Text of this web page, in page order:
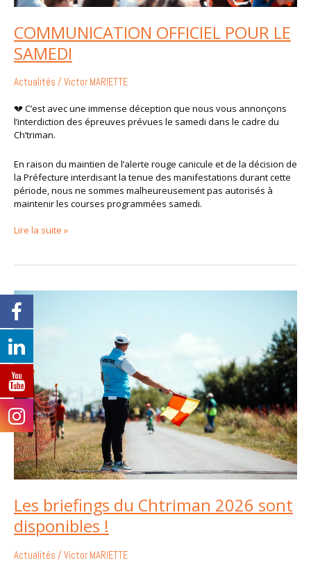
COMMUNICATION OFFICIEL POUR LE
SAMEDI
Actualités / Victor MARIETTE
💔 C’est avec une immense déception que nous vous annonçons
l’interdiction des épreuves prévues le samedi dans le cadre du
Ch’triman.
En raison du maintien de l’alerte rouge canicule et de la décision de
la Préfecture interdisant la tenue des manifestations durant cette
période, nous ne sommes malheureusement pas autorisés à
maintenir les courses programmées samedi.
Lire la suite »
Les briefings du Chtriman 2026 sont
disponibles !
Actualités /Victor MARIETTE
Les
briefings
du
2026
sont
disponibles
!